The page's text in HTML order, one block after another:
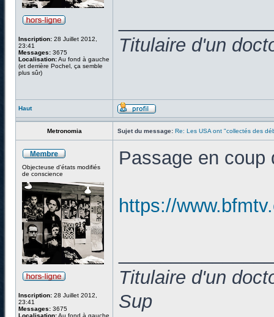
Inscription: 28 Juillet 2012,
23:41
Messages: 3675
Localisation:Au fond à gauche
(et derrière Pochel, ça semble
plus sûr)
Titulaire d'un
Haut
Metronomia Sujet du message: Re: Les USA ont "collectés des
Objecteuse d'états modifiés
de conscience
Inscription: 28 Juillet 2012,
23:41
Messages: 3675
Localisation:Au fond à gauche
Passage en coup
https://
Titulaire d'un
Sup